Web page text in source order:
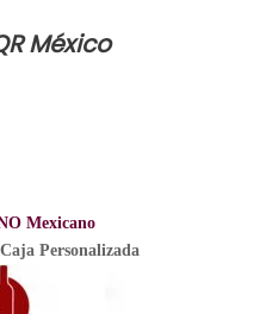
México
Mexicano
Personalizada